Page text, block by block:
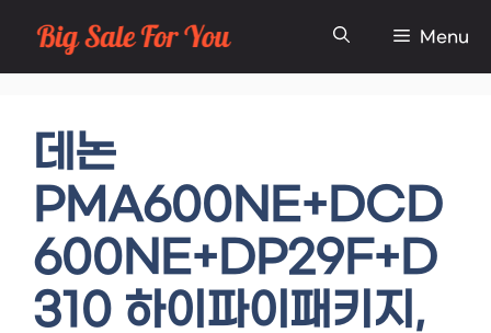
Skip
to
Menu
데논
PMA600NE+DCD
600NE+DP29F+D
310 하이파이패키지,